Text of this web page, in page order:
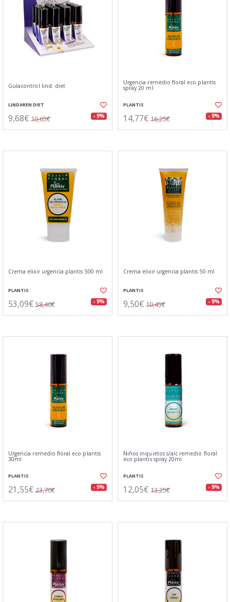
Gulacontrol lind. diet
LINDAREN DIET
9,68€ 10,65€ - 9%
Urgencia remedio floral eco plantis
spray 20 ml
PLANTIS
14,77€ 16,25€ - 9%
Crema elixir urgencia plantis 500 ml
PLANTIS
53,09€ 58,40€ - 9%
Crema elixir urgencia plantis 50 ml
PLANTIS
9,50€ 10,45€ - 9%
Urgencia remedio floral eco plantis
30ml
PLANTIS
21,55€ 23,70€ - 9%
Niños inquietos s/alc remedio floral
eco plantis spray 20ml
PLANTIS
12,05€ 13,25€ - 9%